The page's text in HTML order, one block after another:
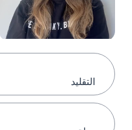
التقليد